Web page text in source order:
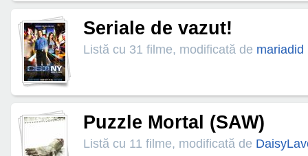
Seriale de vazut!
Listă cu 31 filme, modificată de mariadid
Puzzle Mortal (SAW)
Listă cu 11 filme, modificată de